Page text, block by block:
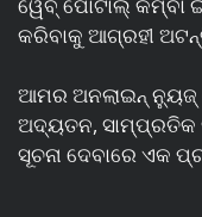
କରିବାକୁ ଆଗ୍ରହୀ
ଆମର ଅନଲାଇନ୍ ନ୍ୟୁଜ୍
ଅଦ୍ୟତନ, ସାମ୍ପ୍ରତିକ
ସୂଚନା ଦେବାରେ ଏକ